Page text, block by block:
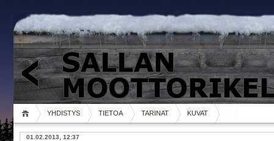
YHDISTYS TIETOA TARINAT KUVAT
01.02.2013, 12:37